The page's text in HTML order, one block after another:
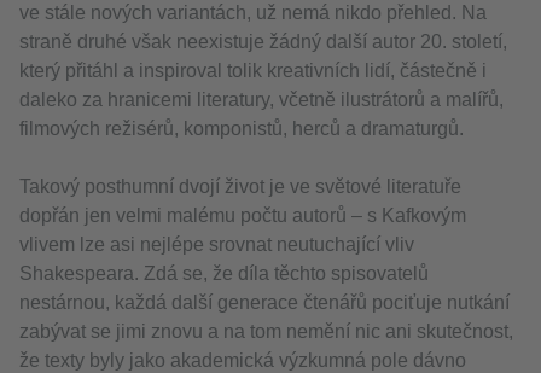
ve stále nových variantách, už nemá nikdo přehled. Na
straně druhé však neexistuje žádný další autor 20. století,
který přitáhl a inspiroval tolik kreativních lidí, částečně i
daleko za hranicemi literatury, včetně ilustrátorů a malířů,
filmových režisérů, komponistů, herců a dramaturgů.
Takový posthumní dvojí život je ve světové literatuře
dopřán jen velmi malému počtu autorů – s Kafkovým
vlivem lze asi nejlépe srovnat neutuchající vliv
Shakespeara. Zdá se, že díla těchto spisovatelů
nestárnou, každá další generace čtenářů pociťuje nutkání
zabývat se jimi znovu a na tom nemění nic ani skutečnost,
že texty byly jako akademická výzkumná pole dávno